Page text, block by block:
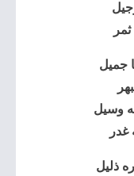
جميل
وسيل
غدر
ذليل